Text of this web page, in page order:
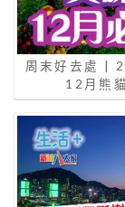
周末好去處 |
12月熊